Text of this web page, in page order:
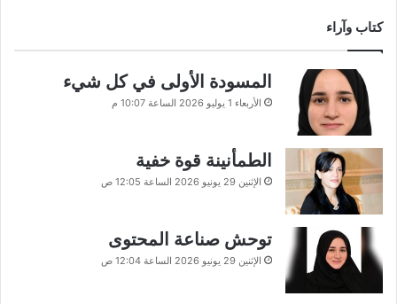
كتاب وآراء
المسودة الأولى في كل شيء
الأربعاء 1 يوليو 2026 الساعة 10:07 م
الطمأنينة قوة خفية
الإثنين 29 يونيو 2026 الساعة 12:05 ص
توحش صناعة المحتوى
الإثنين 29 يونيو 2026 الساعة 12:04 ص